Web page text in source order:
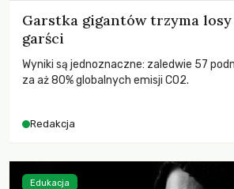
Garstka gigantów trzyma
garści
Wyniki są jednoznaczne: zaledwie 57
za aż 80% globalnych emisji CO2.
Redakcja
Edukacja